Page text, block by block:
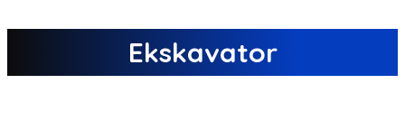
Ekskavator